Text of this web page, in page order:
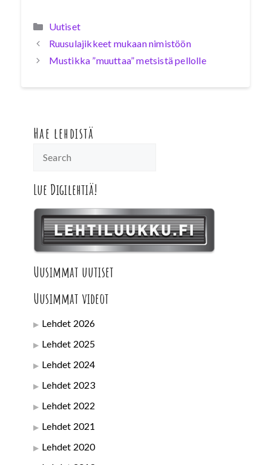
Kategoriat
Uutiset
Ruusulajikkeet mukaan nimistöön
Mustikka ”muuttaa” metsistä pellolle
Hae lehdistä
Lue Digilehtiä!
Uusimmat uutiset
Uusimmat videot
Lehdet 2026
Lehdet 2025
Lehdet 2024
Lehdet 2023
Lehdet 2022
Lehdet 2021
Lehdet 2020